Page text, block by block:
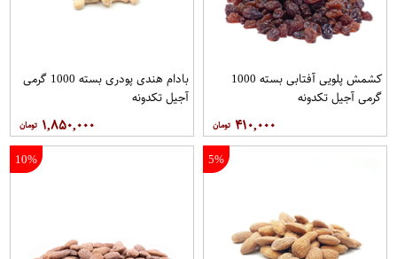
کشمش پلویی آفتابی بسته 1000
گرمی آجیل تکدونه
۴۱۰,۰۰۰
بادام هندی پودری بسته 1000 گرمی
آجیل تکدونه
۱,۸۵۰,۰۰۰
5%
10%